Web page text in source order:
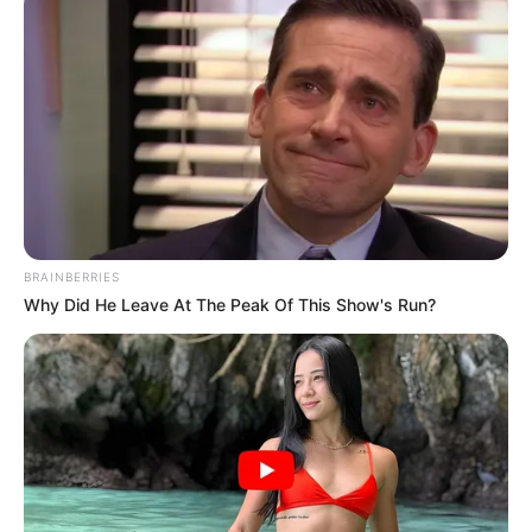
Recomendaciones para enfrentar las
altas temperaturas
Manténgase bien hidratado:consuma agua con
frecuencia, incluso si no siente sed.
Evite la exposición directa al sol entre las10:00 a.
m. y las 4:00 p. m.,cuando la radiación solar es
más intensa.
Use ropa ligera, de colores claros y tejidos frescos,
además de sombrero o gorra.
Aplique protector solar y reaplíquelo cada dos horas
si permanece al aire libre.
Evite realizar actividad física intensa durante las
horas de mayor calor.
Mantenga ventilados los espacios cerrados y
busque lugares frescos o con sombra.
No deje niños, adultos mayores ni mascotas dentro
de vehículos estacionados, aunque sea por pocos
minutos.
BRAINBERRIES
Why Did He Leave At The Peak Of This Show's Run?